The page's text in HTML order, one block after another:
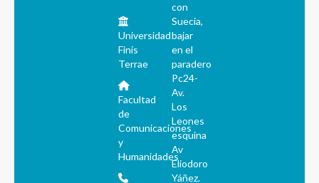
Universidad
Finis
Terrae
Facultad
de
Comunicaciones
y
Humanidades
con
Suecia,
bajar
en el
paradero
Pc24-
Av.
Los
Leones
esquina
Av
Eliodoro
Yáñez.